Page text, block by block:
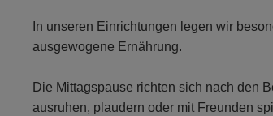
In unseren Einrichtungen legen wir
ausgewogene Ernährung.
Die Mittagspause richten sich nach den
ausruhen, plaudern oder mit Freunden